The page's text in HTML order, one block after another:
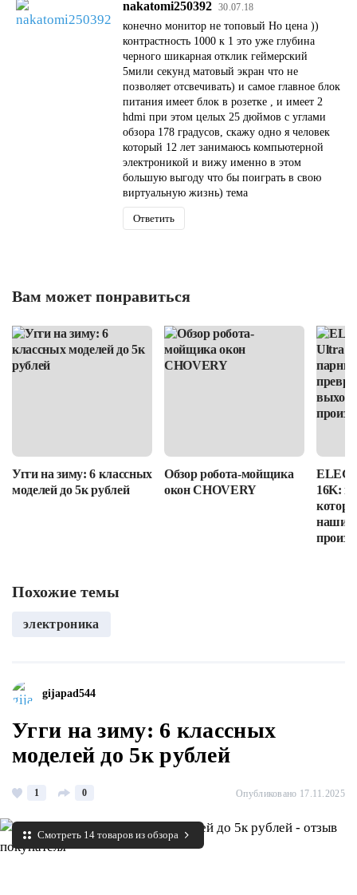
nakatomi250392 30.07.18
конечно монитор не топовый Но цена ))
контрастность 1000 к 1 это уже глубина
черного шикарная отклик геймерский
5мили секунд матовый экран что не
позволяет отсвечивать) и самое главное блок
питания имеет блок в розетке , и имеет 2
hdmi при этом целых 25 дюймов с углами
обзора 178 градусов, скажу одно я человек
который 12 лет занимаюсь компьютерной
электроникой и вижу именно в этом
большую выгоду что бы поиграть в свою
виртуальную жизнь) тема
Ответить
Вам может понравиться
Угги на зиму: 6 классных
моделей до 5к рублей
Обзор робота-мойщика
окон CHOVERY
16K:
наши
Похожие темы
электроника
gijapad544
Угги на зиму: 6 классных
моделей до 5к рублей
1 0 Опубликовано 17.11.2025
Смотреть 14 товаров из обзора